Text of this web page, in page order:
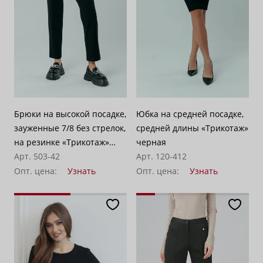
Брюки на высокой посадке,
зауженные 7/8 без стрелок,
на резинке «Трикотаж»
черные
Арт. 503-42
Опт. цена:
Узнать
Юбка на средней посадке,
средней длины «Трикотаж»
черная
Арт. 120-412
Опт. цена:
Узнать